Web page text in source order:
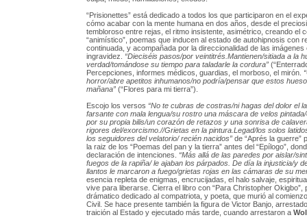
“Prisionettes” está dedicado a todos los que participaron en el
cómo acabar con la mente humana en dos años, desde el
tembloroso entre rejas, el ritmo insistente, asimétrico, creando el
“animístico”, poemas que inducen al estado de autohipnosis con
continuada, y acompañada por la direccionalidad de las imágenes
ingravidez.
“Dieciséis pasos/por veintitrés.Mantienen/sitiada a la
verdad/tomándose su tiempo para taladarle la cordura”
Percepciones, informes médicos, guardias, el morboso, el mirón.
horror/abre apetitos inhumanos/no podría/pensar que estos
mañana” (“Flores para mi tierra”).
Escojo los versos “No te cubras de costras/ni hagas del dolor el
farsante con mala lengua/su rostro una máscara de velos
por su propia bilis/un corazón de retazos y una sonrisa de
rigores del/exorcismo.//Grietas en la pintura.Legad/los solos
los seguidores del velatorio/ recién nacidos”de “Aprés la guerre”
la raiz de los “Poemas del pan y la tierra” antes del “Epílogo”,
declaración de intenciones.
“Más allá de las paredes por aislar/
fuegos de la rapiña/ le ajaban los párpados. De día la injusticia/y
llantos le marcaron a fuego/grietas rojas en las cámaras de su
esencia repleta de enigmas, encrucijadas, el halo salvaje,
vive para liberarse. Cierra el libro con “Para Christopher Okigbo”,
drámatico dedicado al compatriota, y poeta, que murió al
Civil. Se hace presente también la figura de Victor Banjo,
traición al Estado y ejecutado más tarde, cuando arrestaron a